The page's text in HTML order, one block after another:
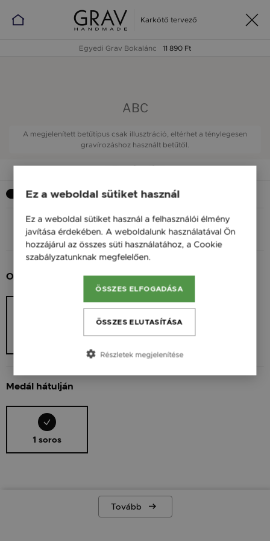
Karkötő tervező
Egyedi Grav Bokalánc 11 890 Ft
ABC
A megjelenített betűtípus csak illusztráció, eltérhet a ténylegesen
gravírozáshoz használt betűtől.
Szeretnék gravírozást
Oldalak
Medál hátulján
1 soros
Tovább
Ez a weboldal sütiket használ
Ez a weboldal sütiket használ a felhasználói élmény
javítása érdekében. A weboldalunk használatával Ön
hozzájárul az összes süti használatához, a Cookie
szabályzatunknak megfelelően.
ÖSSZES ELFOGADÁSA
ÖSSZES ELUTASÍTÁSA
Részletek megjelenítése